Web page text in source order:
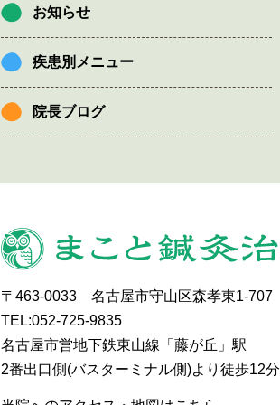
お知らせ
疾患別メニュー
院長ブログ
〒463-0033 名古屋市守山区森孝東1-707
TEL:052-725-9835
名古屋市営地下鉄東山線「藤が丘」駅
2番出口側(バスターミナル側)より徒歩12分